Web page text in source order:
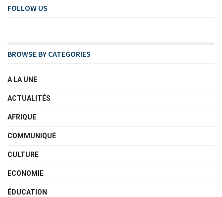
FOLLOW US
BROWSE BY CATEGORIES
A LA UNE
ACTUALITÉS
AFRIQUE
COMMUNIQUÉ
CULTURE
ECONOMIE
ÉDUCATION